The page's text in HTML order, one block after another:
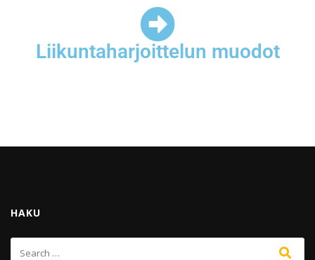
Liikuntaharjoittelun muodot
HAKU